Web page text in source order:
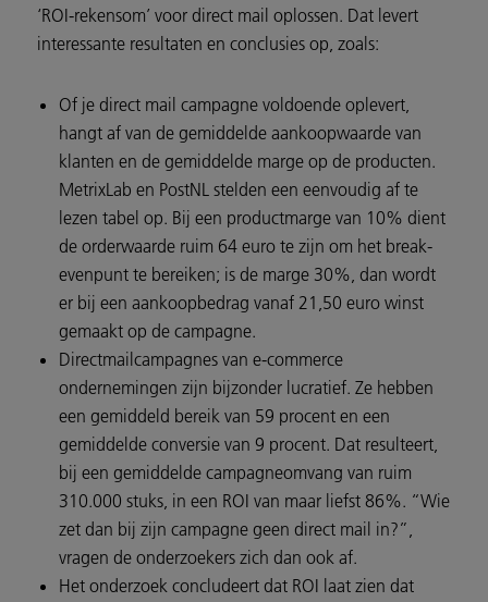
‘ROI-rekensom’ voor direct mail oplossen. Dat levert
interessante resultaten en conclusies op, zoals:
Of je direct mail campagne voldoende oplevert,
hangt af van de gemiddelde aankoopwaarde van
klanten en de gemiddelde marge op de producten.
MetrixLab en PostNL stelden een eenvoudig af te
lezen tabel op. Bij een productmarge van 10% dient
de orderwaarde ruim 64 euro te zijn om het break-
evenpunt te bereiken; is de marge 30%, dan wordt
er bij een aankoopbedrag vanaf 21,50 euro winst
gemaakt op de campagne.
Directmailcampagnes van e-commerce
ondernemingen zijn bijzonder lucratief. Ze hebben
een gemiddeld bereik van 59 procent en een
gemiddelde conversie van 9 procent. Dat resulteert,
bij een gemiddelde campagneomvang van ruim
310.000 stuks, in een ROI van maar liefst 86%. “Wie
zet dan bij zijn campagne geen direct mail in?”,
vragen de onderzoekers zich dan ook af.
Het onderzoek concludeert dat ROI laat zien dat